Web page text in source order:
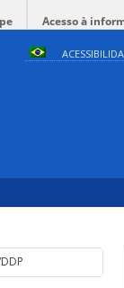
Acesso à